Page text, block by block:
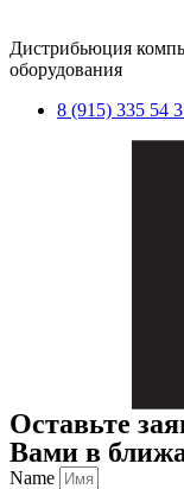
Дистрибьюция
оборудования
8 (915) 335 54
Оставьте
Вами в
Name